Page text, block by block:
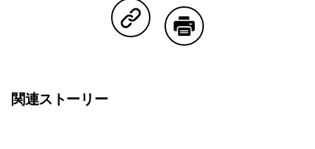
Copy Linkで共有する
関連ストーリー